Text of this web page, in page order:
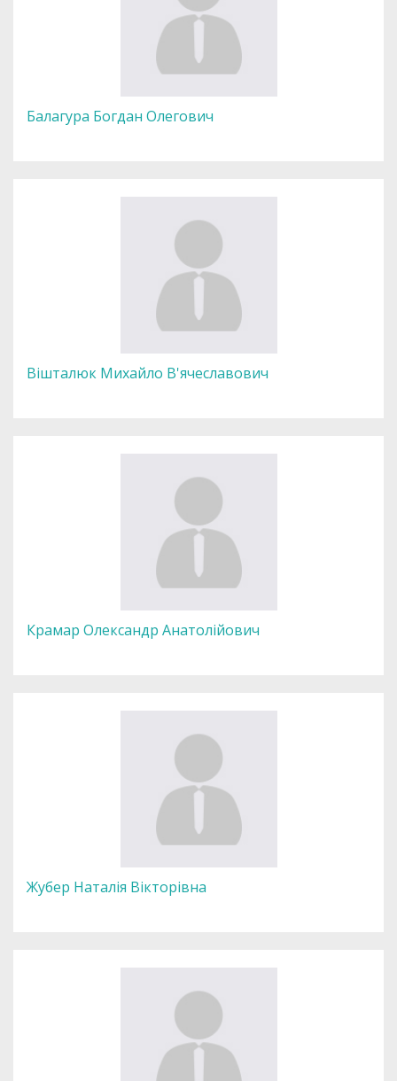
Балагура Богдан Олегович
Вішталюк Михайло В'ячеславович
Крамар Олександр Анатолійович
Жубер Наталія Вікторівна